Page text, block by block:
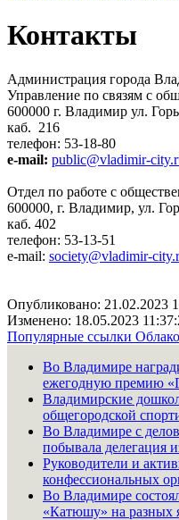
Контакты
Администрация города
Управление по связям с
600000 г. Владимир ул.
каб. 216
телефон: 53-18-80
e-mail: public@vladimir-
Отдел по работе с
600000, г. Владимир, ул.
каб. 402
телефон: 53-13-51
e-mail: society@vladimir-
Опубликовано: 21.02.2023
Изменено: 18.05.2023
Популярные ссылки
Во Владимире
ежегодную премию
Владимирские
общегородской
Во Владимире с
побывала делегация
Руководители и
конфессиональных
Во Владимире
«Катюшу» на разных